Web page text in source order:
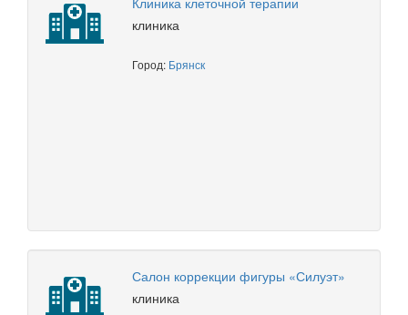
клиника
Город: Брянск
Салон коррекции фигуры «Силуэт»
клиника